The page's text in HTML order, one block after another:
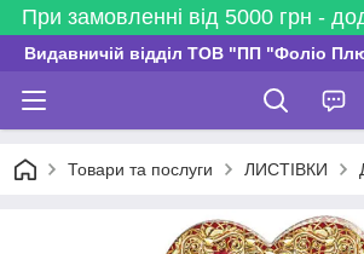
При замовленні від 5000 грн -
Видавничій відділ ТОВ "ПП "Фоліо
Товари та послуги ЛИСТІВКИ